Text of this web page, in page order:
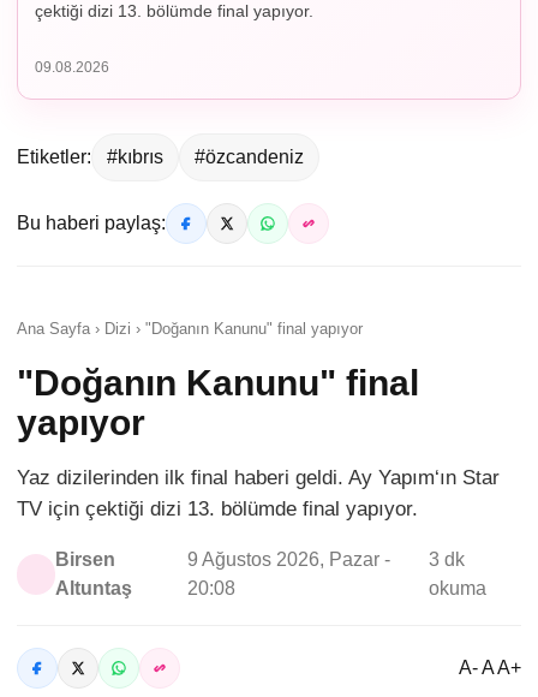
çektiği dizi 13. bölümde final yapıyor.
09.08.2026
Etiketler: #kıbrıs #özcandeniz
Bu haberi paylaş:
Ana Sayfa › Dizi › "Doğanın Kanunu" final yapıyor
"Doğanın Kanunu" final
yapıyor
Yaz dizilerinden ilk final haberi geldi. Ay Yapım‘ın Star
TV için çektiği dizi 13. bölümde final yapıyor.
Birsen
Altuntaş
9 Ağustos 2026, Pazar -
20:08
3 dk
okuma
A- A A+